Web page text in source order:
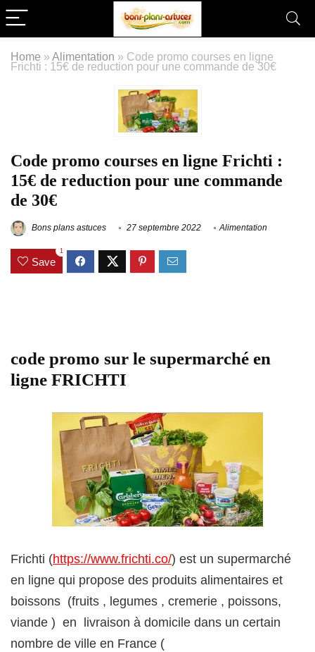
Home » Alimentation » Code promo courses en ligne
Frichti : 15€ de reduction pour une commande de 30€
Code promo courses en ligne Frichti :
15€ de reduction pour une commande
de 30€
Bons plans astuces 27 septembre 2022 Alimentation
Save
1
code promo sur le supermarché en
ligne FRICHTI
Frichti (https://www.frichti.co/) est un supermarché
en ligne qui propose des produits alimentaires et
boissons (fruits , legumes , cremerie , poissons,
viande ) en livraison à domicile dans un certain
nombre de ville en France (